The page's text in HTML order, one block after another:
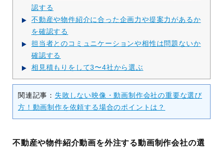
認する
不動産や物件紹介に合った企画力や提案力があるか
を確認する
担当者とのコミュニケーションや相性は問題ないか
確認する
相見積もりをして3〜4社から選ぶ
関連記事： 失敗しない映像・動画制作会社の重要な選び
方！動画制作を依頼する場合のポイントは？
不動産や物件紹介動画を外注する動画制作会社の選